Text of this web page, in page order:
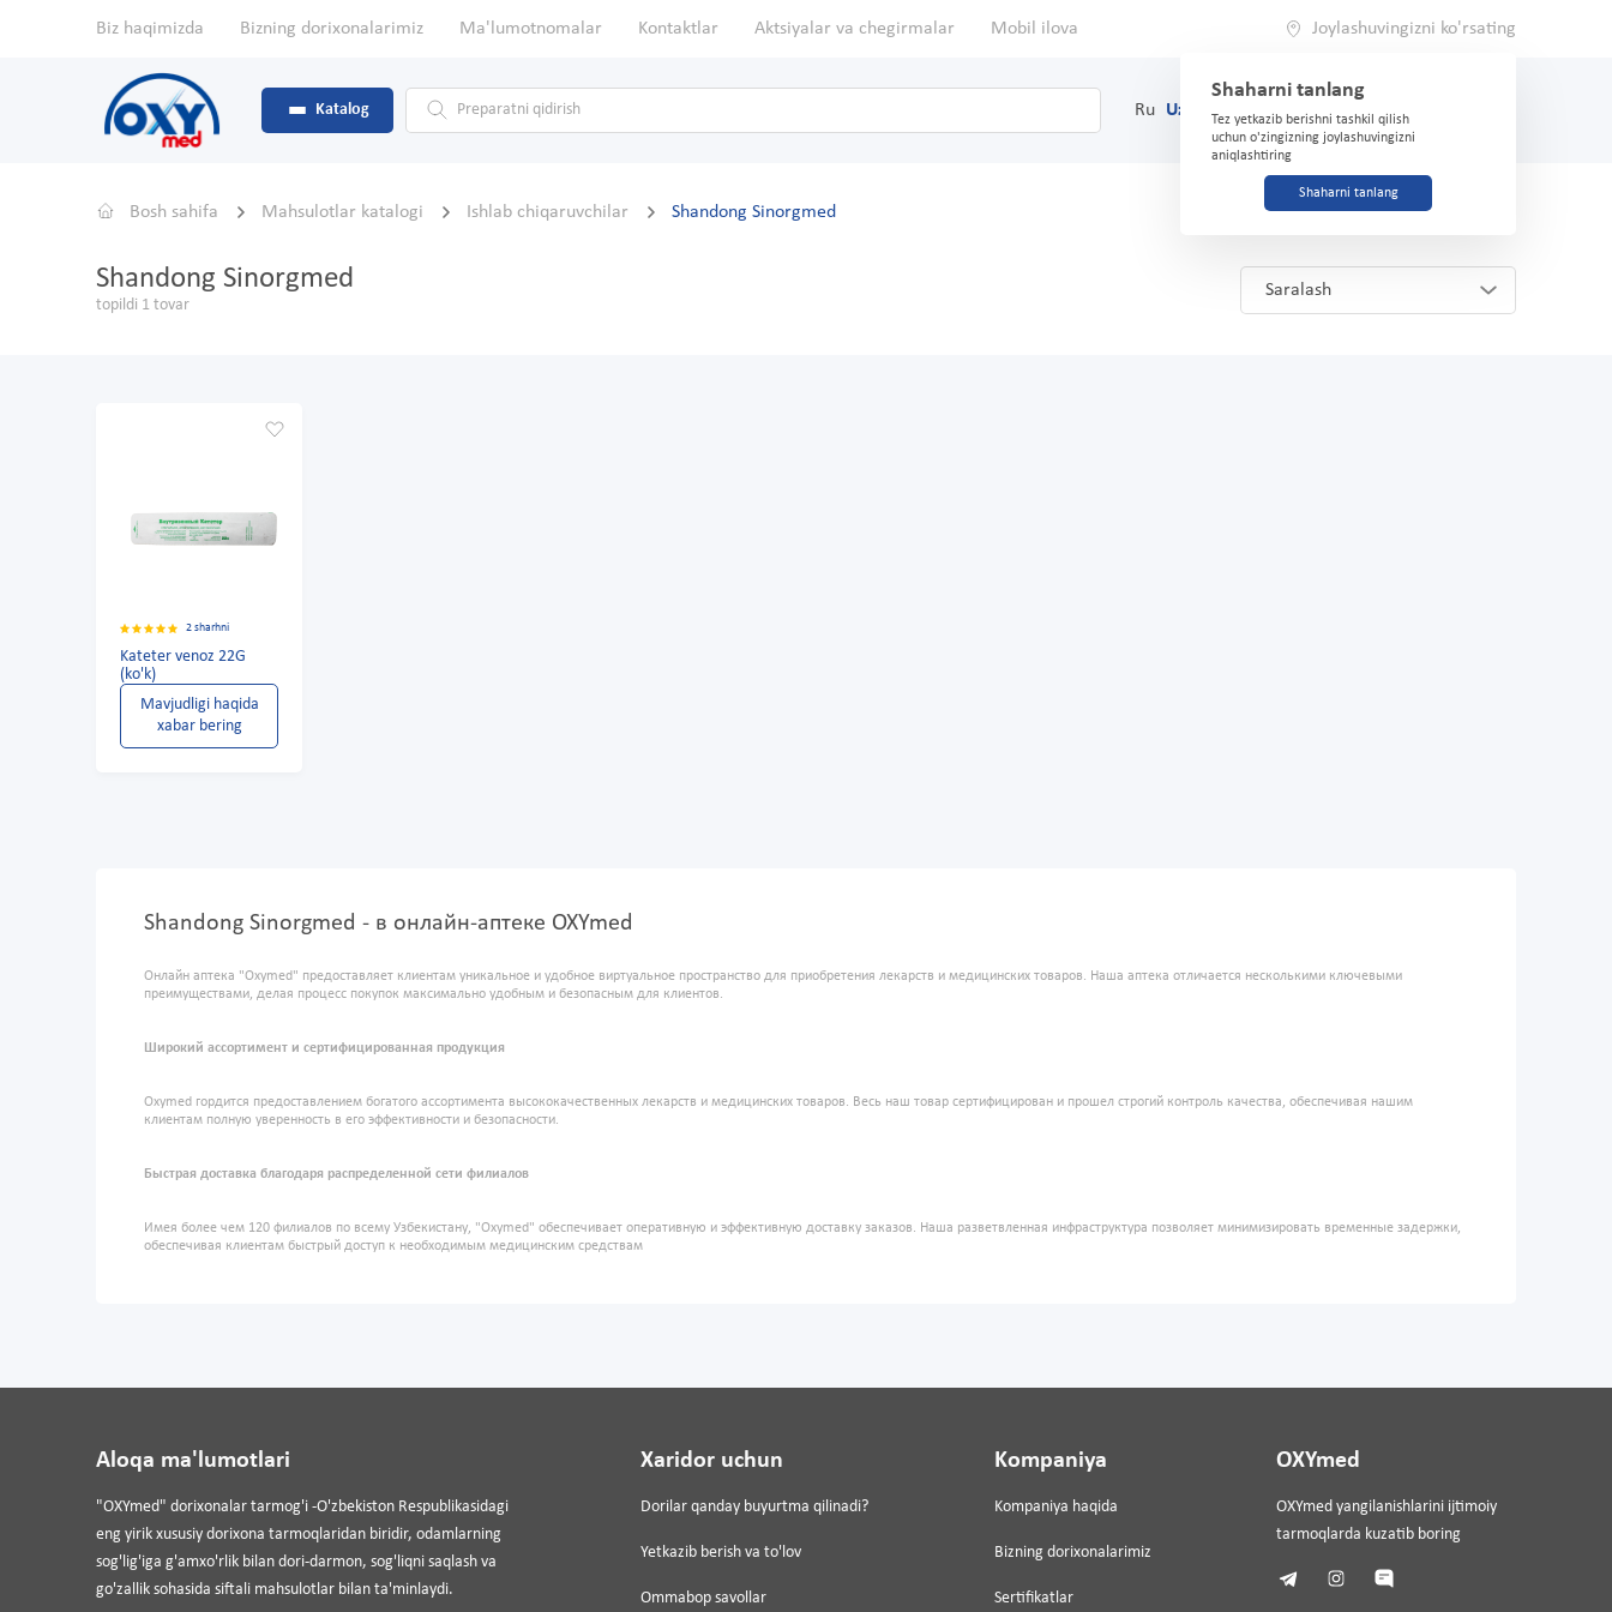
Biz haqimizda Bizning dorixonalarimiz Ma'lumotnomalar Kontaktlar Aktsiyalar va chegirmalar Mobil ilova Joylashuvingizni ko'rsating
Shaharni tanlang
Tez yetkazib berishni tashkil qilish
uchun o'zingizning joylashuvingizni
aniqlashtiring
Shaharni tanlang
Katalog Ru Uz (71) 200-03-03
Bosh sahifa Mahsulotlar katalogi Ishlab chiqaruvchilar Shandong Sinorgmed
Shandong Sinorgmed
topildi 1 tovar
Saralash
2 sharhni
Kateter venoz 22G
(ko'k)
Mavjudligi haqida
xabar bering
Shandong Sinorgmed - в онлайн-аптеке OXYmed
Онлайн аптека "Oxymed" предоставляет клиентам уникальное и удобное виртуальное пространство для приобретения лекарств и медицинских товаров. Наша аптека отличается несколькими ключевыми
преимуществами, делая процесс покупок максимально удобным и безопасным для клиентов.
Широкий ассортимент и сертифицированная продукция
Oxymed гордится предоставлением богатого ассортимента высококачественных лекарств и медицинских товаров. Весь наш товар сертифицирован и прошел строгий контроль качества, обеспечивая нашим
клиентам полную уверенность в его эффективности и безопасности.
Быстрая доставка благодаря распределенной сети филиалов
Имея более чем 120 филиалов по всему Узбекистану, "Oxymed" обеспечивает оперативную и эффективную доставку заказов. Наша разветвленная инфраструктура позволяет минимизировать временные задержки,
обеспечивая клиентам быстрый доступ к необходимым медицинским средствам
Aloqa ma'lumotlari
"OXYmed" dorixonalar tarmog'i -O'zbekiston Respublikasidagi
eng yirik xususiy dorixona tarmoqlaridan biridir, odamlarning
sog'lig'iga g'amxo'rlik bilan dori-darmon, sog'liqni saqlash va
go'zallik sohasida siftali mahsulotlar bilan ta'minlaydi.
Xaridor uchun
Dorilar qanday buyurtma qilinadi?
Yetkazib berish va to'lov
Ommabop savollar
Kompaniya
Kompaniya haqida
Bizning dorixonalarimiz
Sertifikatlar
OXYmed
OXYmed yangilanishlarini ijtimoiy
tarmoqlarda kuzatib boring